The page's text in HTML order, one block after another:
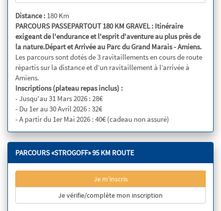
Distance : 180 Km
PARCOURS PASSEPARTOUT 180 KM GRAVEL : Itinéraire
exigeant de l'endurance et l'esprit d'aventure au plus près de
la nature.Départ et Arrivée au Parc du Grand Marais - Amiens.
Les parcours sont dotés de 3 ravitaillements en cours de route
répartis sur la distance et d’un ravitaillement à l’arrivée à
Amiens.
Inscriptions (plateau repas inclus) :
- Jusqu'au 31 Mars 2026 : 28€
- Du 1er au 30 Avril 2026 : 32€
- A partir du 1er Mai 2026 : 40€ (cadeau non assuré)
PARCOURS «STROGOFF» 95 KM ROUTE
Je m'inscris
Je vérifie/complète mon inscription